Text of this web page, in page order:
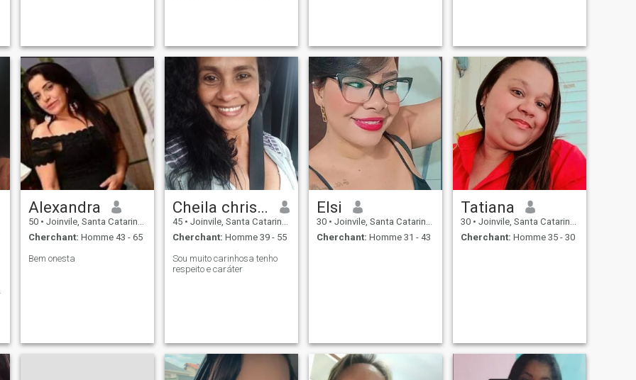
Alexandra
50 • Joinvile, Santa Catarina, Brésil
Cherchant: Homme 43 - 65
Bem onesta
Cheila christine
45 • Joinvile, Santa Catarina, Brésil
Cherchant: Homme 39 - 55
Sou muito carinhosa tenho
respeito e caráter
Elsi
30 • Joinvile, Santa Catarina, Brésil
Cherchant: Homme 31 - 43
Tatiana
30 • Joinvile, Santa Catarina, Brésil
Cherchant: Homme 35 - 30